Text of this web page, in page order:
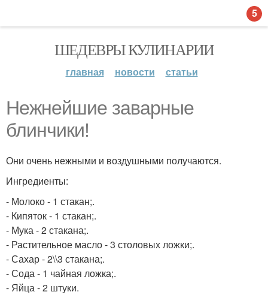
ШЕДЕВРЫ КУЛИНАРИИ
главная новости статьи
Нежнейшие заварные
блинчики!
Они очень нежными и воздушными получаются.
Ингредиенты:
- Молоко - 1 стакан;.
- Кипяток - 1 стакан;.
- Мука - 2 стакана;.
- Растительное масло - 3 столовых ложки;.
- Сахар - 2\\3 стакана;.
- Сода - 1 чайная ложка;.
- Яйца - 2 штуки.
5